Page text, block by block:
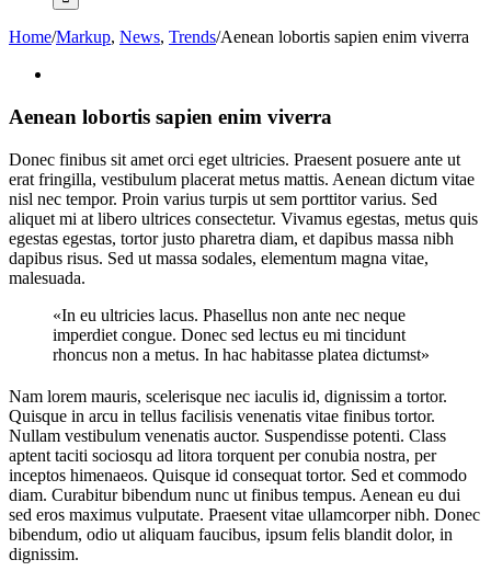
Home/Markup, News, Trends/Aenean lobortis sapien enim viverra
Image
Aenean lobortis sapien enim viverra
Donec finibus sit amet orci eget ultricies. Praesent posuere ante ut
erat fringilla, vestibulum placerat metus mattis. Aenean dictum vitae
nisl nec tempor. Proin varius turpis ut sem porttitor varius. Sed
aliquet mi at libero ultrices consectetur. Vivamus egestas, metus quis
egestas egestas, tortor justo pharetra diam, et dapibus massa nibh
dapibus risus. Sed ut massa sodales, elementum magna vitae,
malesuada.
«In eu ultricies lacus. Phasellus non ante nec neque
imperdiet congue. Donec sed lectus eu mi tincidunt
rhoncus non a metus. In hac habitasse platea dictumst»
Nam lorem mauris, scelerisque nec iaculis id, dignissim a tortor.
Quisque in arcu in tellus facilisis venenatis vitae finibus tortor.
Nullam vestibulum venenatis auctor. Suspendisse potenti. Class
aptent taciti sociosqu ad litora torquent per conubia nostra, per
inceptos himenaeos. Quisque id consequat tortor. Sed et commodo
diam. Curabitur bibendum nunc ut finibus tempus. Aenean eu dui
sed eros maximus vulputate. Praesent vitae ullamcorper nibh. Donec
bibendum, odio ut aliquam faucibus, ipsum felis blandit dolor, in
dignissim.